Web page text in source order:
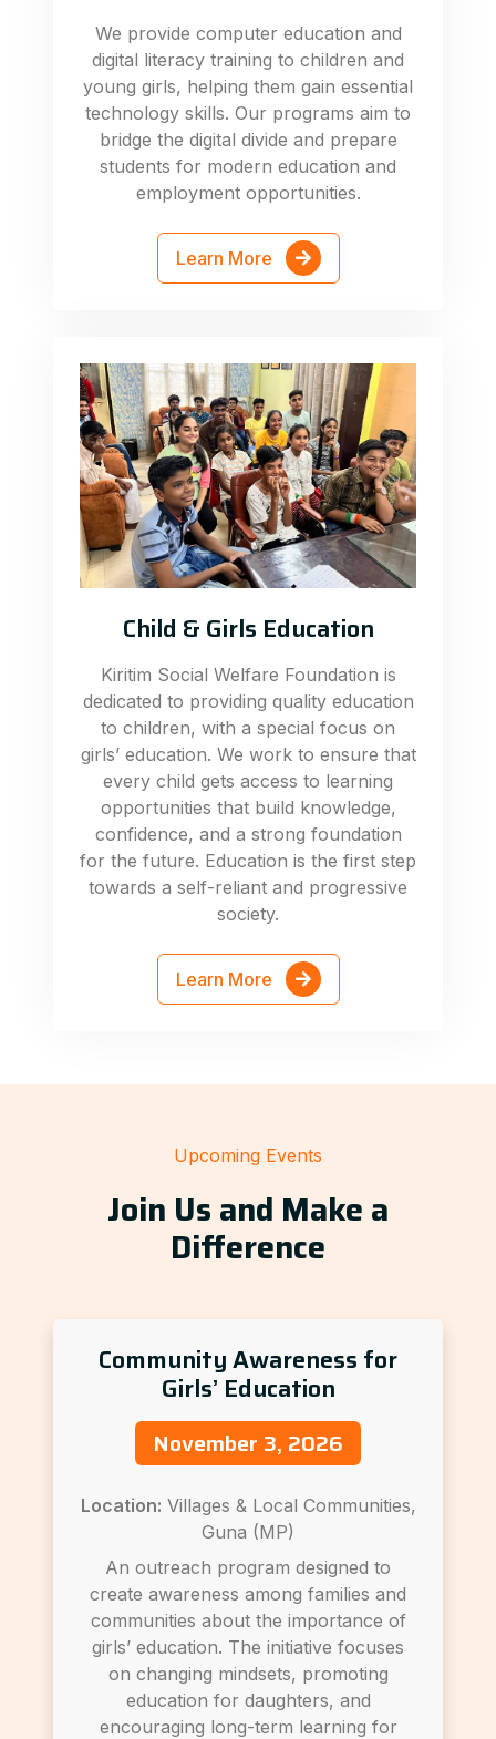
We provide computer education and
digital literacy training to children and
young girls, helping them gain essential
technology skills. Our programs aim to
bridge the digital divide and prepare
students for modern education and
employment opportunities.
Learn More
Child & Girls Education
Kiritim Social Welfare Foundation is
dedicated to providing quality education
to children, with a special focus on
girls’ education. We work to ensure that
every child gets access to learning
opportunities that build knowledge,
confidence, and a strong foundation
for the future. Education is the first step
towards a self-reliant and progressive
society.
Learn More
Upcoming Events
Join Us and Make a
Difference
Community Awareness for
Girls’ Education
November 3, 2026
Location: Villages & Local Communities,
Guna (MP)
An outreach program designed to
create awareness among families and
communities about the importance of
girls’ education. The initiative focuses
on changing mindsets, promoting
education for daughters, and
encouraging long-term learning for